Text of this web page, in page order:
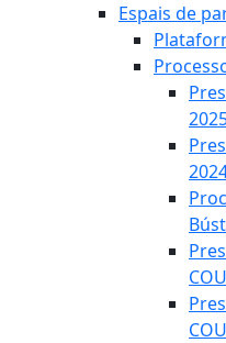
Espais de